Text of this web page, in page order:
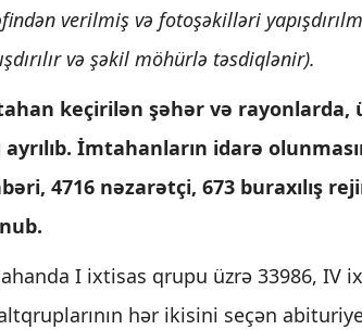
verilmiş və fotoşəkilləri
və şəkil möhürlə təsdiqlənir).
keçirilən şəhər və rayonlarda,
ayrılıb. İmtahanların idarə
4716 nəzarətçi, 673 buraxılış
I ixtisas qrupu üzrə 33986, IV
hər ikisini seçən